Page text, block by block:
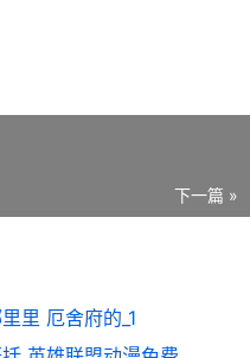
下一篇 »
里 厄舍府的_1